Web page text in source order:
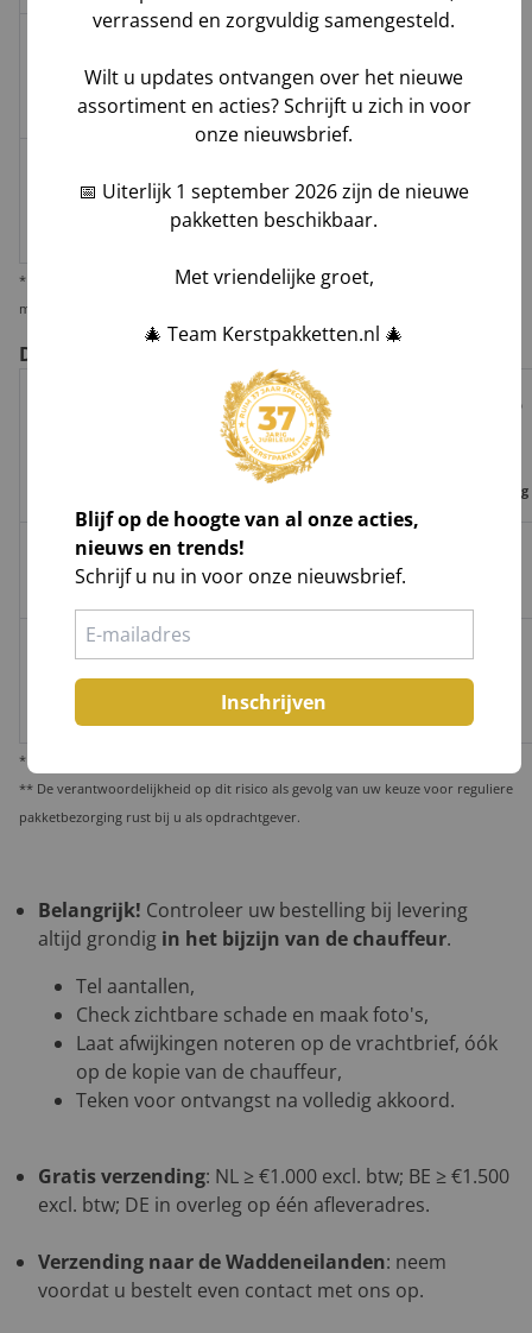
≥ 5 Pallet
Logistiek
dienstverlener
€60,-
huis-aan-
Losse
doos
Groenbezorgen / DHL
per
* Wij verzenden 1 kerstpakket standaard per pakketdienst, maar bieden u de
mogelijkheid deze per pallet te laten leveren i.v.m. veiligheid en zekerheid.
De voor- en nadelen per verzendoptie
Garantie
op
leverdatum
Risico op
vermissing
Groenbezorgen
/ DHL
✅ ❌ ❌
Melis Logistics /
Logistiek
✅ ✅* ✅
* Behoudens overmacht calamiteiten.
** De verantwoordelijkheid op dit risico als gevolg van uw keuze voor reguliere
pakketbezorging rust bij u als opdrachtgever.
Belangrijk! Controleer uw bestelling bij levering
altijd grondig in het bijzijn van de chauffeur.
Tel aantallen,
Check zichtbare schade en maak foto's,
Laat afwijkingen noteren op de vrachtbrief, óók
op de kopie van de chauffeur,
Teken voor ontvangst na volledig akkoord.
Gratis verzending: NL ≥ €1.000 excl. btw; BE ≥ €1.500
excl. btw; DE in overleg op één afleveradres.
Verzending naar de Waddeneilanden: neem
voordat u bestelt even contact met ons op.
verrassend en zorgvuldig samengesteld.
Wilt u updates ontvangen over het nieuwe
assortiment en acties? Schrijft u zich in voor
onze nieuwsbrief.
📅 Uiterlijk 1 september 2026 zijn de nieuwe
pakketten beschikbaar.
Met vriendelijke groet,
🎄 Team Kerstpakketten.nl 🎄
Blijf op de hoogte van al onze acties,
nieuws en trends!
Schrijf u nu in voor onze nieuwsbrief.
Inschrijven